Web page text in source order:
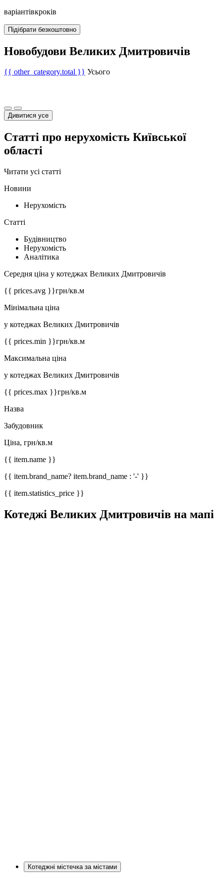
варіантівкроків
Підібрати безкоштовно
Новобудови Великих Дмитровичів
{{ other_category.total }} Усього
Дивитися усе
Статті про нерухомість Київської
області
Читати усі статті
Новини
Нерухомість
Статті
Будівництво
Нерухомість
Аналітика
Середня ціна у котеджах Великих Дмитровичів
{{ prices.avg }}грн/кв.м
Мінімальна ціна
у котеджах Великих Дмитровичів
{{ prices.min }}грн/кв.м
Максимальна ціна
у котеджах Великих Дмитровичів
{{ prices.max }}грн/кв.м
Назва
Забудовник
Ціна, грн/кв.м
{{ item.name }}
{{ item.brand_name? item.brand_name : '-' }}
{{ item.statistics_price }}
Котеджі Великих Дмитровичів на мапі
Котеджні містечка за містами